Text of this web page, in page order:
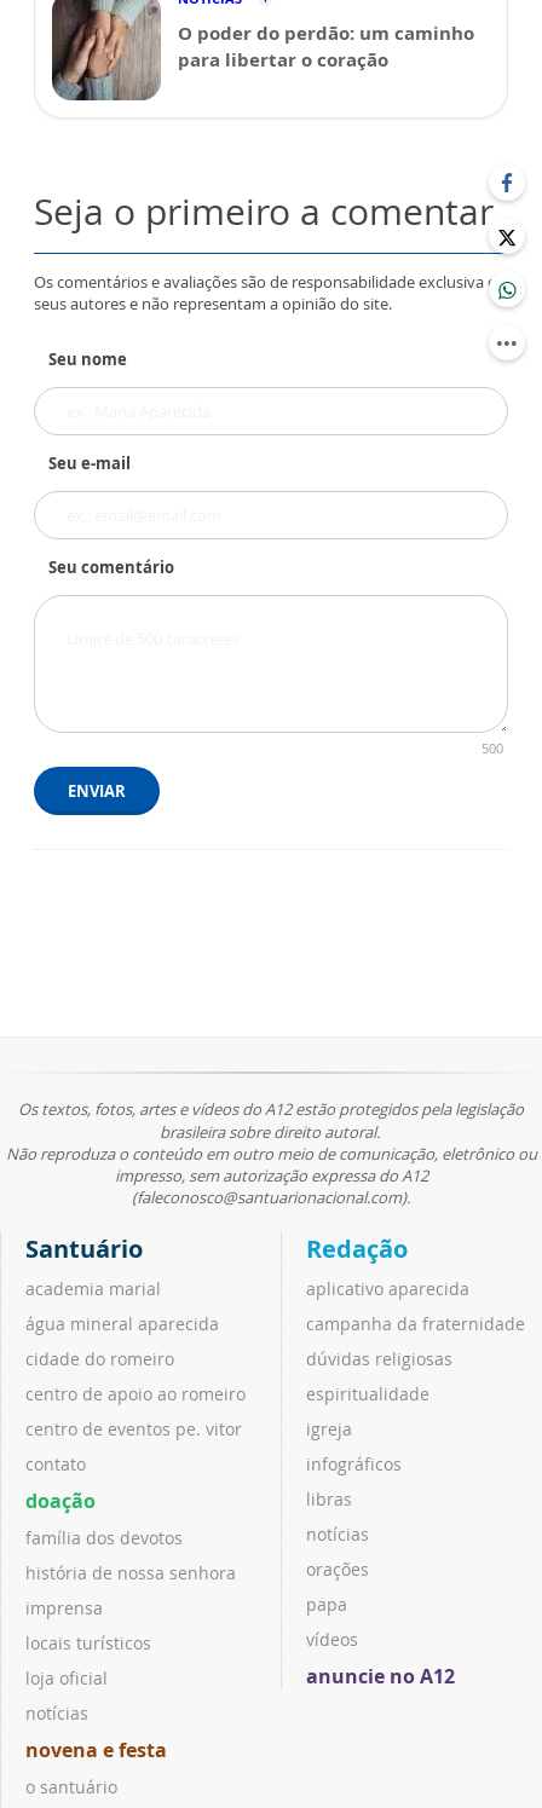
O poder do perdão: um caminho
para libertar o coração
Seja o primeiro a comentar
Os comentários e avaliações são de responsabilidade exclusiva de
seus autores e não representam a opinião do site.
Seu nome
Seu e-mail
Seu comentário
500
ENVIAR
Os textos, fotos, artes e vídeos do A12 estão protegidos pela legislação
brasileira sobre direito autoral.
Não reproduza o conteúdo em outro meio de comunicação, eletrônico ou
impresso, sem autorização expressa do A12
(faleconosco@santuarionacional.com).
Santuário
academia marial
água mineral aparecida
cidade do romeiro
centro de apoio ao romeiro
centro de eventos pe. vitor
contato
doação
família dos devotos
história de nossa senhora
imprensa
locais turísticos
loja oficial
notícias
novena e festa
o santuário
Redação
aplicativo aparecida
campanha da fraternidade
dúvidas religiosas
espiritualidade
igreja
infográficos
libras
notícias
orações
papa
vídeos
anuncie no A12